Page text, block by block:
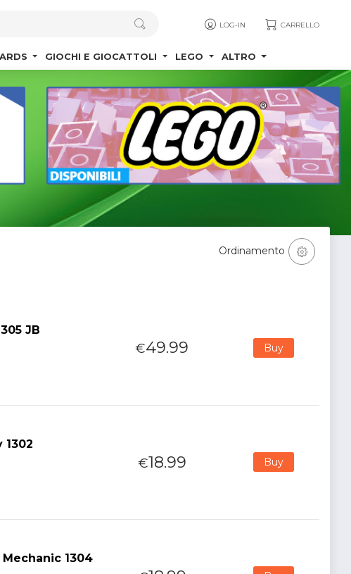
LOG-IN CARRELLO
GIOCHI E GIOCATTOLI LEGO ALTRO
Ordinamento
JB
€49.99 Buy
1302
€18.99 Buy
1304